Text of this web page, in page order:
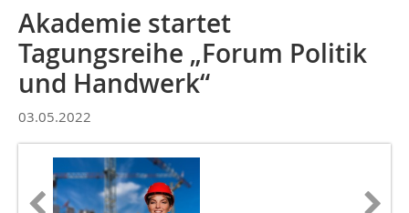
Akademie startet
Tagungsreihe „Forum Politik
und Handwerk“
03.05.2022